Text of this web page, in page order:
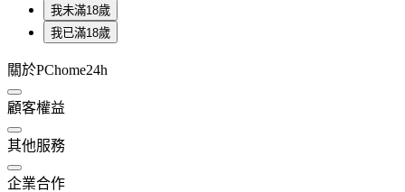
我未滿18歲
我已滿18歲
關於PChome24h
顧客權益
其他服務
企業合作